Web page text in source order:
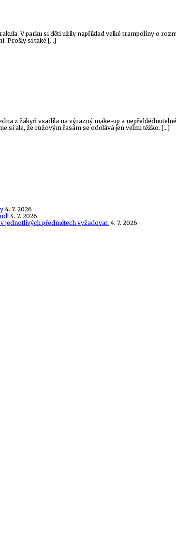
V parku si děti užily například velké trampolíny o
Prošly si také […]
z žákyň vsadila na výrazný make-up a
si ale, že růžovým řasám se odolává jen velmi těžko. […]
4. 7. 2026
4. 7. 2026
jednotlivých předmětech vyžadovat. 4. 7. 2026